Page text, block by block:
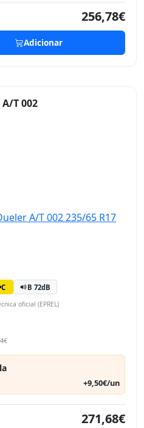
256,78€
Adicionar
A/T 002
C B 72dB
oficial (EPREL)
+9,50€/un
271,68€